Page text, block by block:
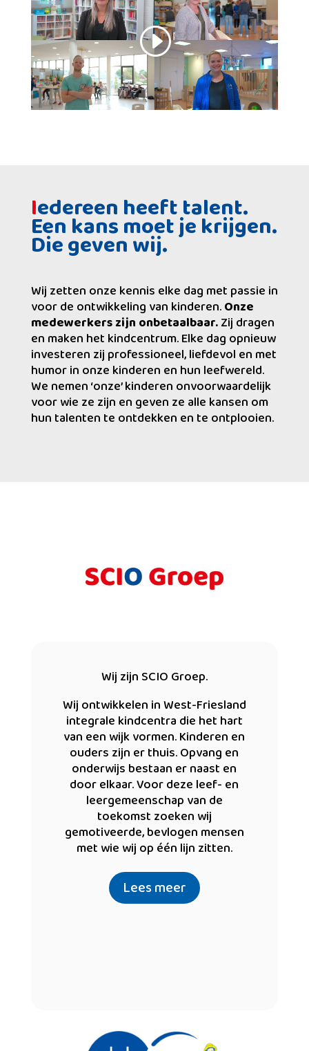
Iedereen heeft talent.
Een kans moet je krijgen.
Die geven wij.
Wij zetten onze kennis elke dag met passie in
voor de ontwikkeling van kinderen.Onze
medewerkers zijn onbetaalbaar.Zij dragen
en maken het kindcentrum. Elke dag opnieuw
investeren zij professioneel, liefdevol en met
humor in onze kinderen en hun leefwereld.
We nemen ‘onze’ kinderen onvoorwaardelijk
voor wie ze zijn en geven ze alle kansen om
hun talenten te ontdekken en te ontplooien.
Wij zijn SCIO Groep.
Wij ontwikkelen in West-Friesland
integrale kindcentra die het hart
van een wijk vormen. Kinderen en
ouders zijn er thuis. Opvang en
onderwijs bestaan er naast en
door elkaar. Voor deze leef- en
leergemeenschap van de
toekomst zoeken wij
gemotiveerde, bevlogen mensen
met wie wij op één lijn zitten.
Lees meer